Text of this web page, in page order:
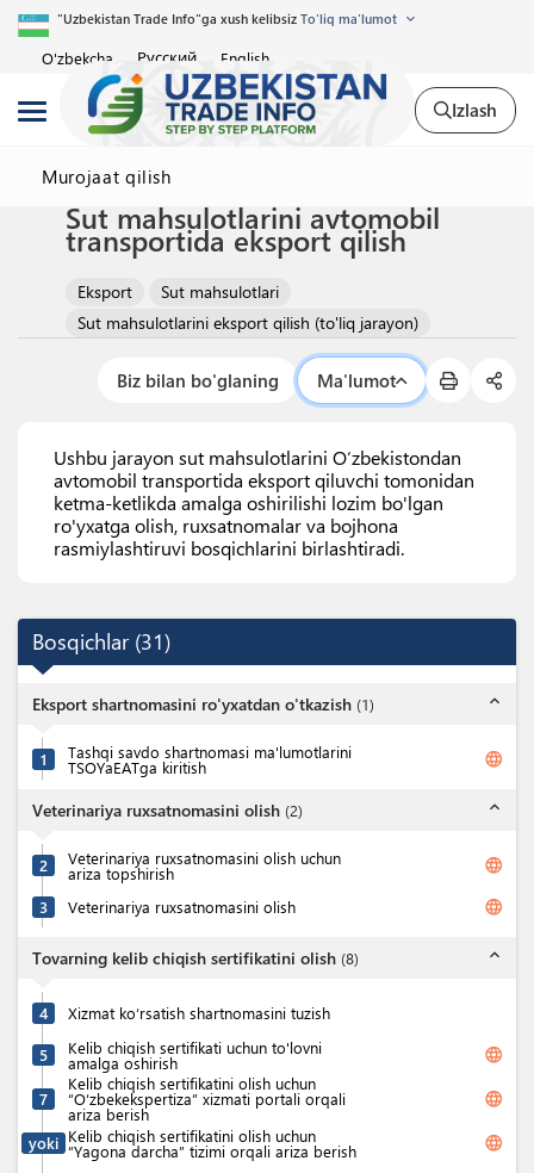
"Uzbekistan Trade Info"ga xush kelibsiz To'liq ma'lumot
O'zbekcha Русский English
Izlash
Murojaat qilish
Sut mahsulotlarini avtomobil
transportida eksport qilish
Eksport
Sut mahsulotlari
Sut mahsulotlarini eksport qilish (to'liq jarayon)
Biz bilan bo'glaning Ma'lumot
Ushbu jarayon sut mahsulotlarini O‘zbekistondan
avtomobil transportida eksport qiluvchi tomonidan
ketma-ketlikda amalga oshirilishi lozim bo'lgan
ro'yxatga olish, ruxsatnomalar va bojhona
rasmiylashtiruvi bosqichlarini birlashtiradi.
Bosqichlar (31)
Eksport shartnomasini ro'yxatdan o'tkazish (1) expand_less
1 Tashqi savdo shartnomasi ma'lumotlarini
TSOYaEATga kiritish language
Veterinariya ruxsatnomasini olish (2) expand_less
2 Veterinariya ruxsatnomasini olish uchun
ariza topshirish language
3 Veterinariya ruxsatnomasini olish language
Tovarning kelib chiqish sertifikatini olish (8) expand_less
4 Xizmat ko‘rsatish shartnomasini tuzish
5 Kelib chiqish sertifikati uchun to'lovni
amalga oshirish language
7
Kelib chiqish sertifikatini olish uchun
“O‘zbekekspertiza” xizmati portali orqali
ariza berish
language
yoki Kelib chiqish sertifikatini olish uchun
“Yagona darcha” tizimi orqali ariza berish language